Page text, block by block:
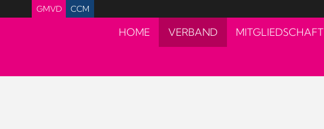
GMVD CCM
HOME VERBAND MITGLIEDSCHAFT